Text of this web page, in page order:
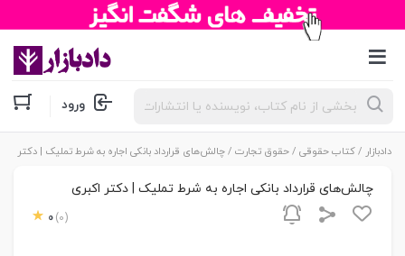
جستجوی
محصولات ورود
دادبازار /کتاب حقوقی /حقوق تجارت / چالش‌های قرارداد بانکی اجاره به شرط تملیک | دکتر
چالش‌های قرارداد بانکی اجاره به شرط تملیک | دکتر اکبری
0 (0)